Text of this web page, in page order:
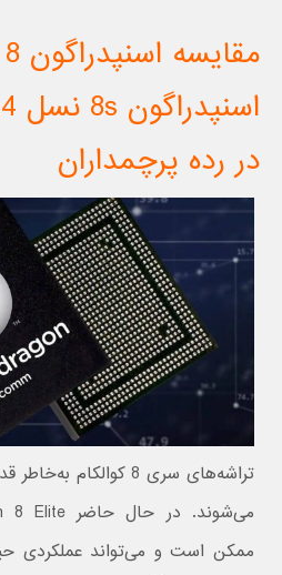
در رده پرچمداران
تراشه‌های سری 8
ممکن است و می‌تواند عملکردی